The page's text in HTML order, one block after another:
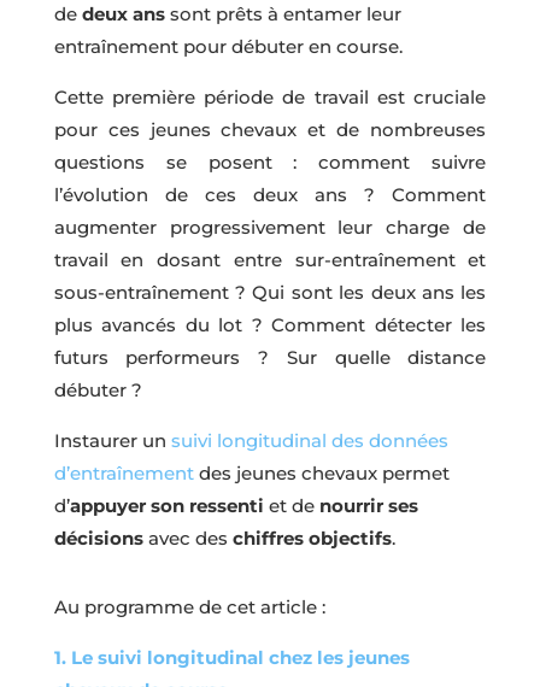
de deux anssont prêts à entamer leur
entraînement pour débuter en course.
Cette première période de travail est cruciale
pour ces jeunes chevaux et de nombreuses
questions se posent : comment suivre
l’évolution de ces deux ans ? Comment
augmenter progressivement leur charge de
travail en dosant entre sur-entraînement et
sous-entraînement ? Qui sont les deux ans les
plus avancés du lot ? Comment détecter les
futurs performeurs ? Sur quelle distance
débuter ?
Instaurer un suivi longitudinal des données
d’entraînementdes jeunes chevaux permet
d’appuyer son ressenti et de nourrir ses
décisionsavec des chiffres objectifs.
Au programme de cet article :
1. Le suivi longitudinal chez les jeunes